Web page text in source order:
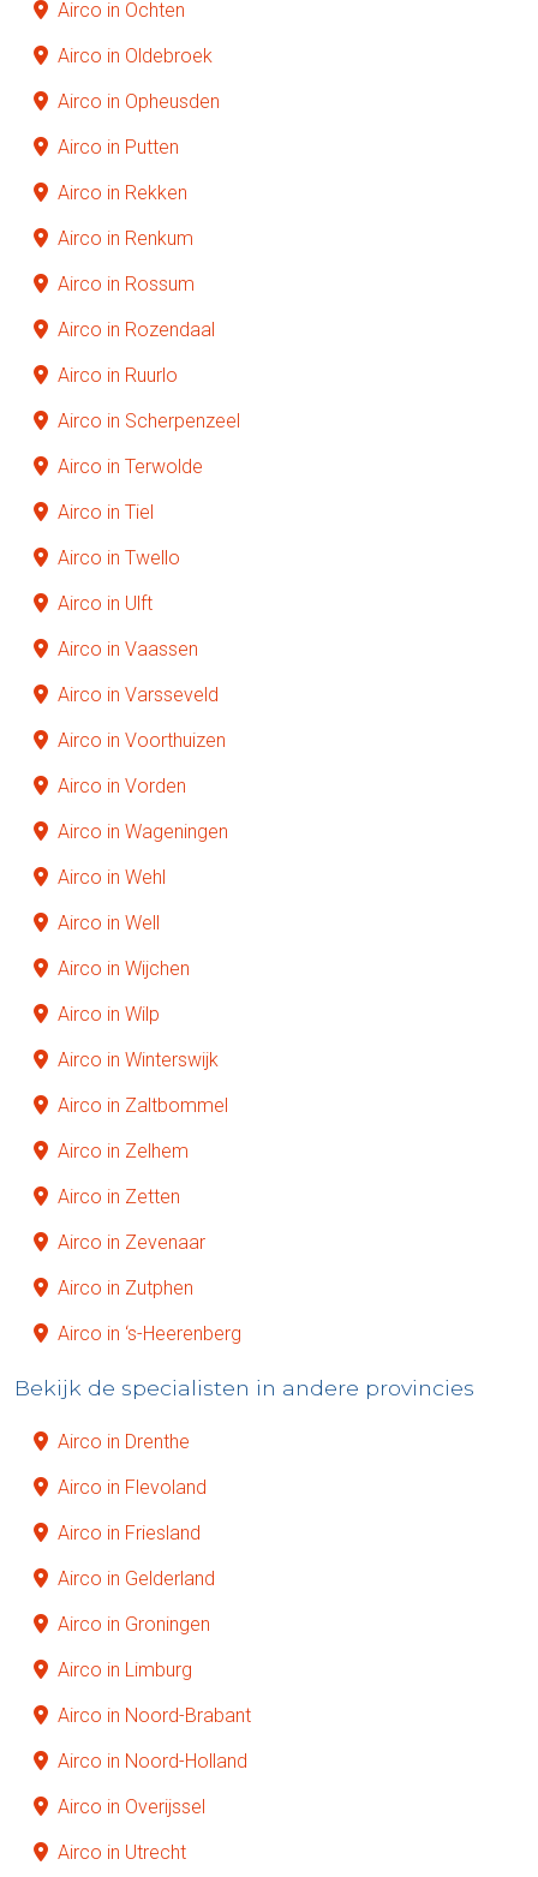
Airco in Ochten
Airco in Oldebroek
Airco in Opheusden
Airco in Putten
Airco in Rekken
Airco in Renkum
Airco in Rossum
Airco in Rozendaal
Airco in Ruurlo
Airco in Scherpenzeel
Airco in Terwolde
Airco in Tiel
Airco in Twello
Airco in Ulft
Airco in Vaassen
Airco in Varsseveld
Airco in Voorthuizen
Airco in Vorden
Airco in Wageningen
Airco in Wehl
Airco in Well
Airco in Wijchen
Airco in Wilp
Airco in Winterswijk
Airco in Zaltbommel
Airco in Zelhem
Airco in Zetten
Airco in Zevenaar
Airco in Zutphen
Airco in ‘s-Heerenberg
Bekijk de specialisten in andere provincies
Airco in Drenthe
Airco in Flevoland
Airco in Friesland
Airco in Gelderland
Airco in Groningen
Airco in Limburg
Airco in Noord-Brabant
Airco in Noord-Holland
Airco in Overijssel
Airco in Utrecht